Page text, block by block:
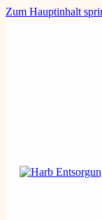
Zum Hauptinhalt